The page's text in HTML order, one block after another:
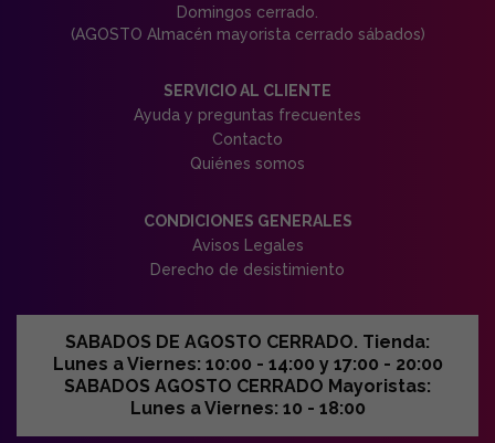
Domingos cerrado.
(AGOSTO Almacén mayorista cerrado sábados)
SERVICIO AL CLIENTE
Ayuda y preguntas frecuentes
Contacto
Quiénes somos
CONDICIONES GENERALES
Avisos Legales
Derecho de desistimiento
SABADOS DE AGOSTO CERRADO. Tienda:
Lunes a Viernes: 10:00 - 14:00 y 17:00 - 20:00
SABADOS AGOSTO CERRADO Mayoristas:
Lunes a Viernes: 10 - 18:00